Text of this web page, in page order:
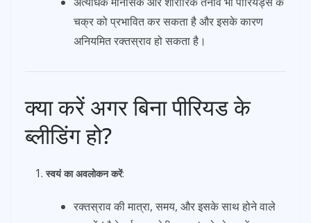
चक्र को प्रभावित कर सकता है और इसके कारण
अनियमित रक्तस्राव हो सकता है।
क्या करें अगर बिना पीरियड के
ब्लीडिंग हो?
स्वयं का अवलोकन करें:
रक्तस्राव की मात्रा, समय, और इसके साथ होने वाले